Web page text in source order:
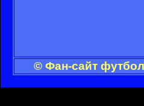
© Фан-сайт